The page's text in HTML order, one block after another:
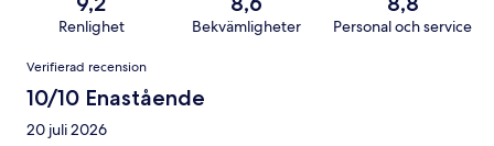
Renlighet Bekvämligheter Personal och service
Recensioner
Verifierad recension
10/10 Enastående
20 juli 2026